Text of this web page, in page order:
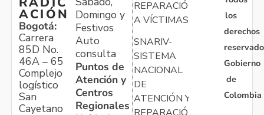
ACIÓN
Bogotá:
Carrera
85D No.
46A – 65
Complejo
logístico
San
Cayetano
Domingo y
Festivos
Auto
consulta
Puntos de
Atención y
Centros
Regionales
REPARACIÓN
A VÍCTIMAS
SNARIV-
SISTEMA
NACIONAL
DE
ATENCIÓN Y
los
derechos
Gobierno
de
Colombia